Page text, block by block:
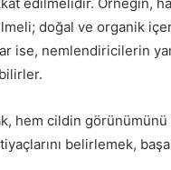
doğal ve organik
ise, nemlendiricilerin
hem cildin
belirlemek,